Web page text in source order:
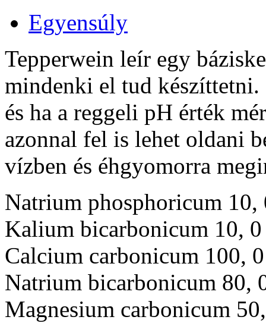
Egyensúly
Tepperwein leír egy
mindenki el tud
és ha a reggeli pH érték
azonnal fel is lehet oldani
vízben és éhgyomorra
Natrium phosphoricum 10,
Kalium bicarbonicum 10, 0
Calcium carbonicum 100, 0
Natrium bicarbonicum 80,
Magnesium carbonicum